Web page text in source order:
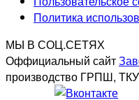
Политика
МЫ В СОЦ.СЕТЯХ
Оффициальный сайт
производство ГРПШ,